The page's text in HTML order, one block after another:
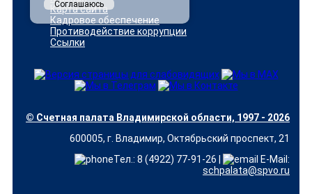
Карта сайта
Кадровое обеспечение
Противодействие коррупции
Ссылки
© Счетная палата Владимирской области, 1997 - 2026
600005, г. Владимир, Октябрьский проспект, 21
Тел.: 8 (4922) 77-91-26 |
E-Mail:
schpalata@spvo.ru
Соглашаюсь